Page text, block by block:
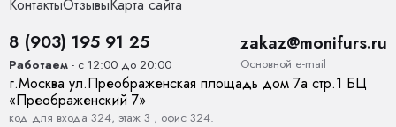
КонтактыОтзывыКарта сайта
8 (903) 195 91 25
Работаем - с 12:00 до 20:00
zakaz@monifurs.ru
Основной е-mail
г.Москва ул.Преображенская площадь дом 7а стр.1 БЦ
«Преображенский 7»
код для входа 324, этаж 3 , офис 324.